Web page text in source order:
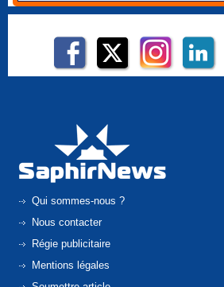
Qui sommes-nous ?
Nous contacter
Régie publicitaire
Mentions légales